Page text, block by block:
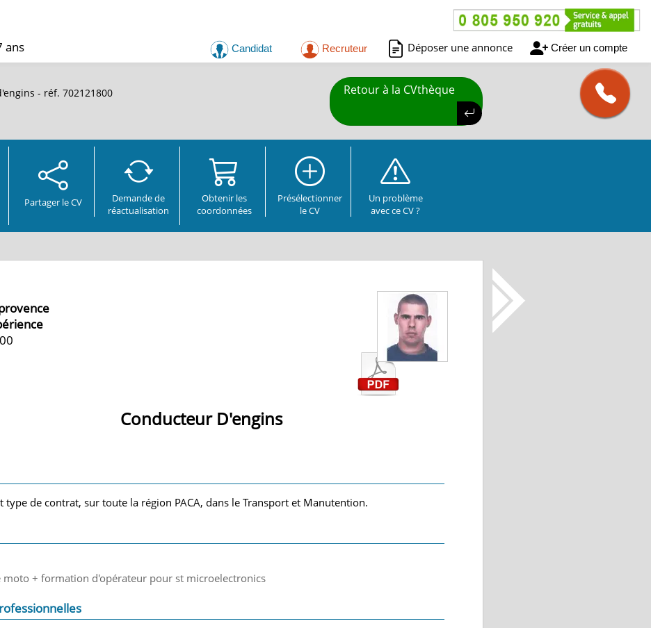
ans Candidat Recruteur Déposer une annonce Créer un compte
- réf. 702121800 Retour à la CVthèque
Partager le CV
Demande de
réactualisation
Obtenir les
coordonnées
Présélectionner
le CV
Un problème
avec ce CV ?
Conducteur D'engins
type de contrat, sur toute la région PACA, dans le Transport et Manutention.
moto + formation d'opérateur pour st microelectronics